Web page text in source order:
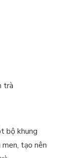
trà
bộ khung
tạo nên